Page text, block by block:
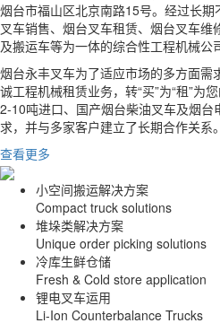
烟台市福山区北京南路15号。经过长
叉车销售、烟台叉车租赁、烟台叉车
及搬运车等为一体的综合性工程机械公
烟台永丰叉车为了适应市场的多方面
诚工程机械租赁业务，转“买”为“租”为
2-10吨进口、国产烟台柴油叉车及烟台
求，并与多家客户建立了长期合作关系。
查看更多
小空间搬运解决方案
Compact truck solutions
堆垛类解决方案
Unique order picking solutions
冷库生鲜仓储
Fresh & Cold store application
锂电叉车运用
Li-Ion Counterbalance Trucks